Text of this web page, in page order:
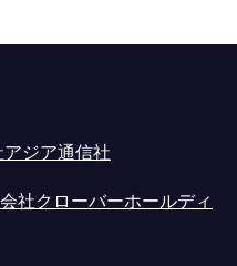
ジア通信社
社クローバーホールディ